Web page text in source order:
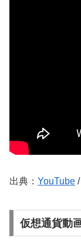
出典： YouTube /
仮想通貨動